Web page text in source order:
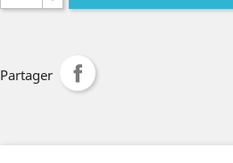
Partager